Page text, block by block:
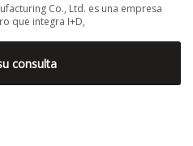
Co., Ltd. es una empresa
que integra I+D,
consulta